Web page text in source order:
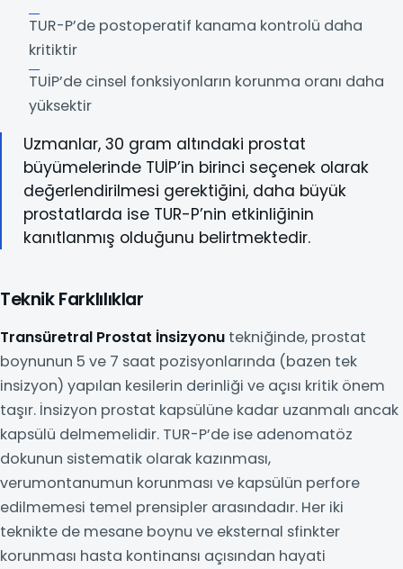
TUR-P’de postoperatif kanama kontrolü daha
kritiktir
TUİP’de cinsel fonksiyonların korunma oranı daha
yüksektir
Uzmanlar, 30 gram altındaki prostat
büyümelerinde TUİP’in birinci seçenek olarak
değerlendirilmesi gerektiğini, daha büyük
prostatlarda ise TUR-P’nin etkinliğinin
kanıtlanmış olduğunu belirtmektedir.
Teknik Farklılıklar
Transüretral Prostat İnsizyonu tekniğinde, prostat
boynunun 5 ve 7 saat pozisyonlarında (bazen tek
insizyon) yapılan kesilerin derinliği ve açısı kritik önem
taşır. İnsizyon prostat kapsülüne kadar uzanmalı ancak
kapsülü delmemelidir. TUR-P’de ise adenomatöz
dokunun sistematik olarak kazınması,
verumontanumun korunması ve kapsülün perfore
edilmemesi temel prensipler arasındadır. Her iki
teknikte de mesane boynu ve eksternal sfinkter
korunması hasta kontinansı açısından hayati